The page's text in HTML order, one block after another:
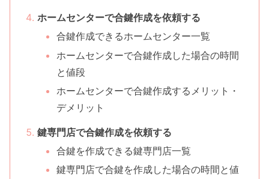
ホームセンターで合鍵作成を依頼する
合鍵作成できるホームセンター一覧
ホームセンターで合鍵作成した場合の時間
と値段
ホームセンターで合鍵作成するメリット・
デメリット
鍵専門店で合鍵作成を依頼する
合鍵を作成できる鍵専門店一覧
鍵専門店で合鍵を作成した場合の時間と値